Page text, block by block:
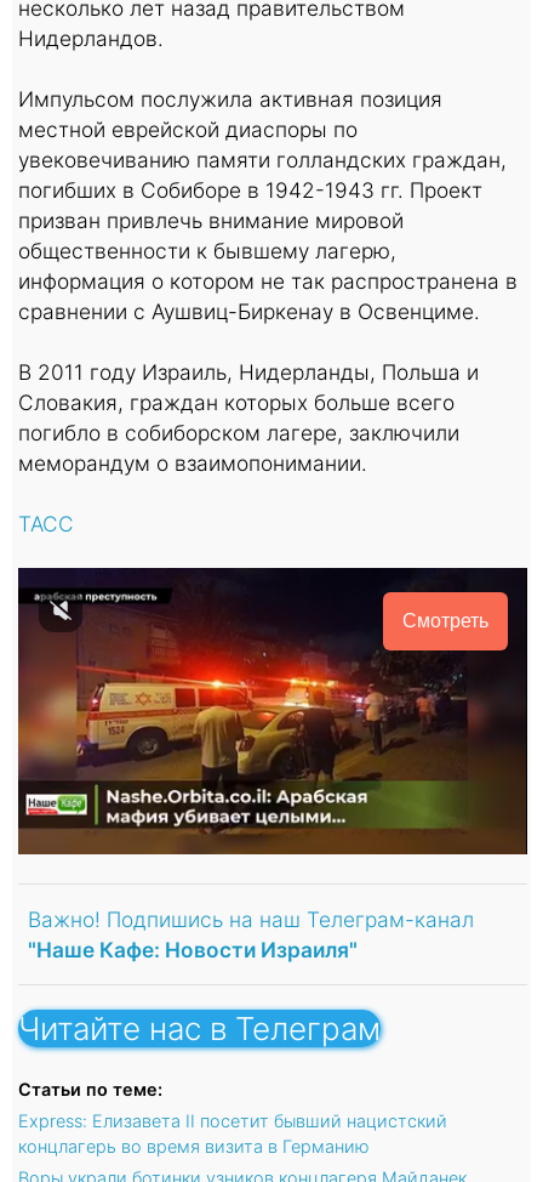
несколько лет назад правительством
Нидерландов.
Импульсом послужила активная позиция
местной еврейской диаспоры по
увековечиванию памяти голландских граждан,
погибших в Собиборе в 1942-1943 гг. Проект
призван привлечь внимание мировой
общественности к бывшему лагерю,
информация о котором не так распространена в
сравнении с Аушвиц-Биркенау в Освенциме.
В 2011 году Израиль, Нидерланды, Польша и
Словакия, граждан которых больше всего
погибло в собиборском лагере, заключили
меморандум о взаимопонимании.
ТАСС
Смотреть
Важно! Подпишись на наш Телеграм-канал
"Наше Кафе: Новости Израиля"
Читайте нас в Телеграм
Статьи по теме:
Express: Елизавета II посетит бывший нацистский
концлагерь во время визита в Германию
Воры украли ботинки узников концлагеря Майданек